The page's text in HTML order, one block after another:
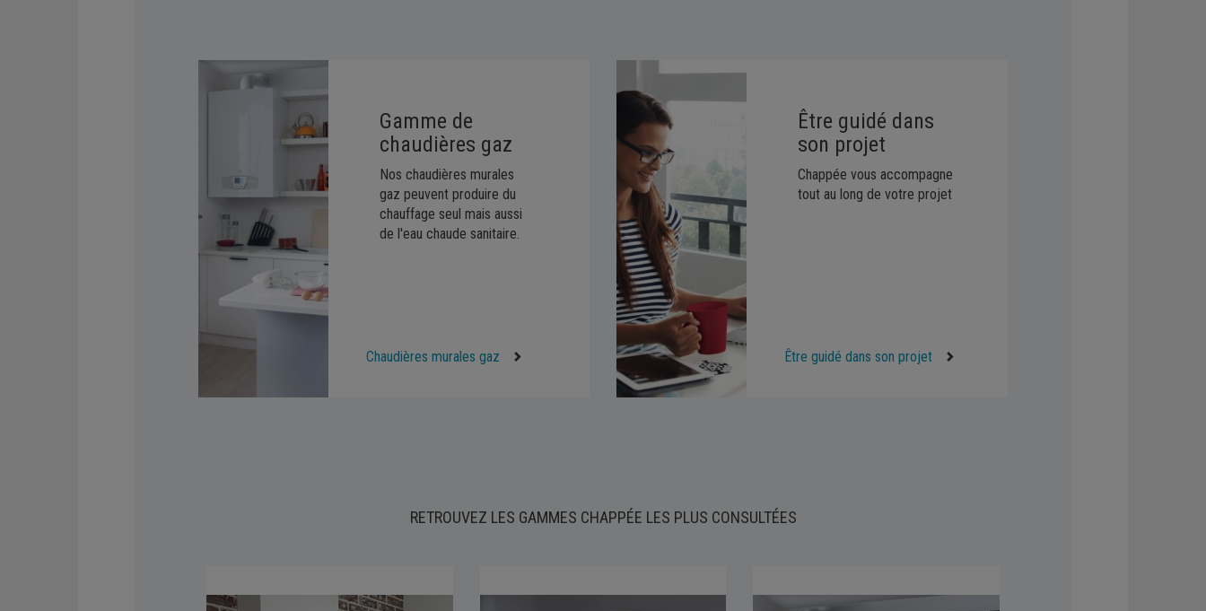
Gamme de
chaudières gaz
Nos chaudières murales
gaz peuvent produire du
chauffage seul mais aussi
de l'eau chaude sanitaire.
Chaudières murales gaz
Être guidé dans
son projet
Chappée vous accompagne
tout au long de votre projet
Être guidé dans son projet
RETROUVEZ LES GAMMES CHAPPÉE LES PLUS CONSULTÉES